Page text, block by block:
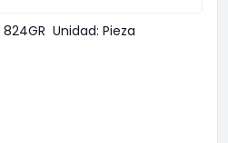
824GR Unidad: Pieza